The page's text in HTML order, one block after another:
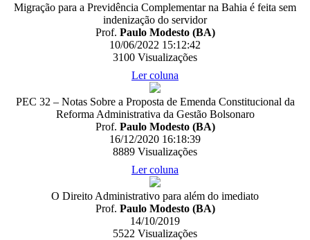
Migração para a Previdência Complementar na Bahia é feita sem
indenização do servidor
Prof. Paulo Modesto (BA)
10/06/2022 15:12:42
3100 Visualizações
Ler coluna
PEC 32 – Notas Sobre a Proposta de Emenda Constitucional da
Reforma Administrativa da Gestão Bolsonaro
Prof. Paulo Modesto (BA)
16/12/2020 16:18:39
8889 Visualizações
Ler coluna
O Direito Administrativo para além do imediato
Prof. Paulo Modesto (BA)
14/10/2019
5522 Visualizações